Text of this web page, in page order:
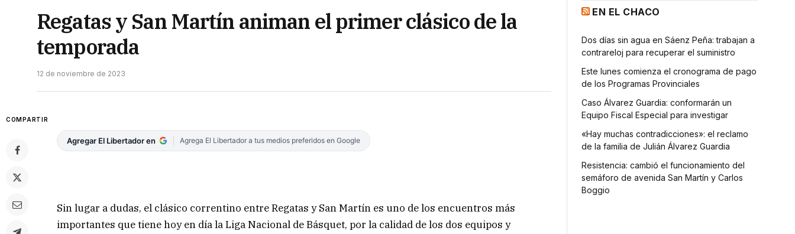
Regatas y San Martín animan el primer clásico de la
temporada
12 de noviembre de 2023
COMPARTIR
Agregar El Libertador en Agrega El Libertador a tus medios preferidos en Google
Sin lugar a dudas, el clásico correntino entre Regatas y San Martín es uno de los encuentros más
importantes que tiene hoy en día la Liga Nacional de Básquet, por la calidad de los dos equipos y
EN EL CHACO
Dos días sin agua en Sáenz Peña: trabajan a
contrareloj para recuperar el suministro
Este lunes comienza el cronograma de pago
de los Programas Provinciales
Caso Álvarez Guardia: conformarán un
Equipo Fiscal Especial para investigar
«Hay muchas contradicciones»: el reclamo
de la familia de Julián Álvarez Guardia
Resistencia: cambió el funcionamiento del
semáforo de avenida San Martín y Carlos
Boggio